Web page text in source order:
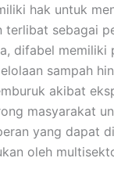
hak untuk
sebagai
difabel
sampah
akibat
masyarakat
yang dapat
oleh